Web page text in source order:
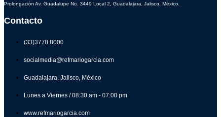
Prolongación Av. Guadalupe No. 3449 Local 2, Guadalajara, Jalisco, México.
Contacto
(33)3770 8000
socialmedia@refmariogarcia.com
Guadalajara, Jalisco, México
Lunes a Viernes / 08:30 am - 07:00 pm
www.refmariogarcia.com